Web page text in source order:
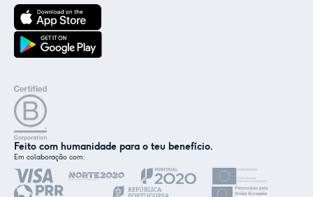
Feito com humanidade para o teu benefício.
Em colaboração com:
Nós e os nossos parceiros usamos cookies ou